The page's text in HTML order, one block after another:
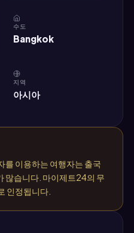
수도
Bangkok
지역
아시아
를 이용하는 여행자는 출국
많습니다. 마이제트24의 무
인정됩니다.